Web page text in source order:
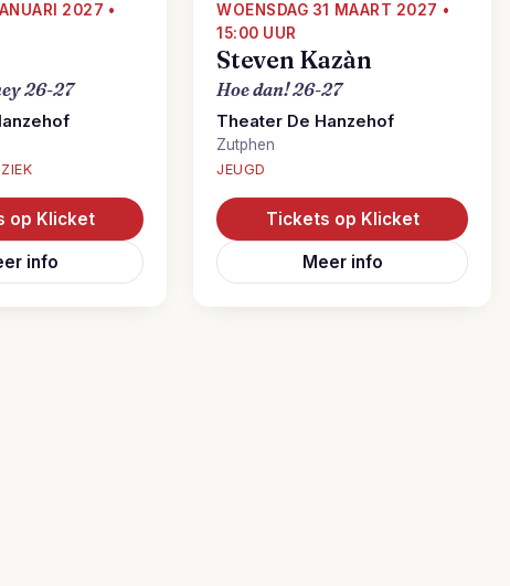
2027 •
26-27
op Klicket
info
WOENSDAG 31 MAART 2027 •
15:00 UUR
Steven Kazàn
Hoe dan! 26-27
Theater De Hanzehof
Zutphen
JEUGD
Tickets op Klicket
Meer info